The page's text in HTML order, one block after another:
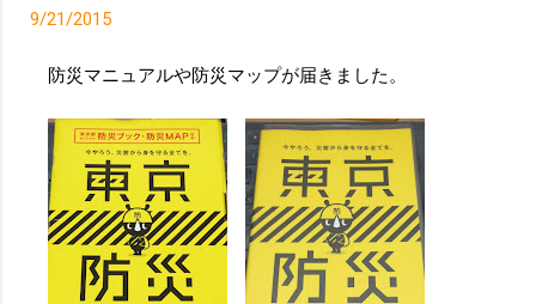
9/21/2015
防災マニュアルや防災マップが届きました。